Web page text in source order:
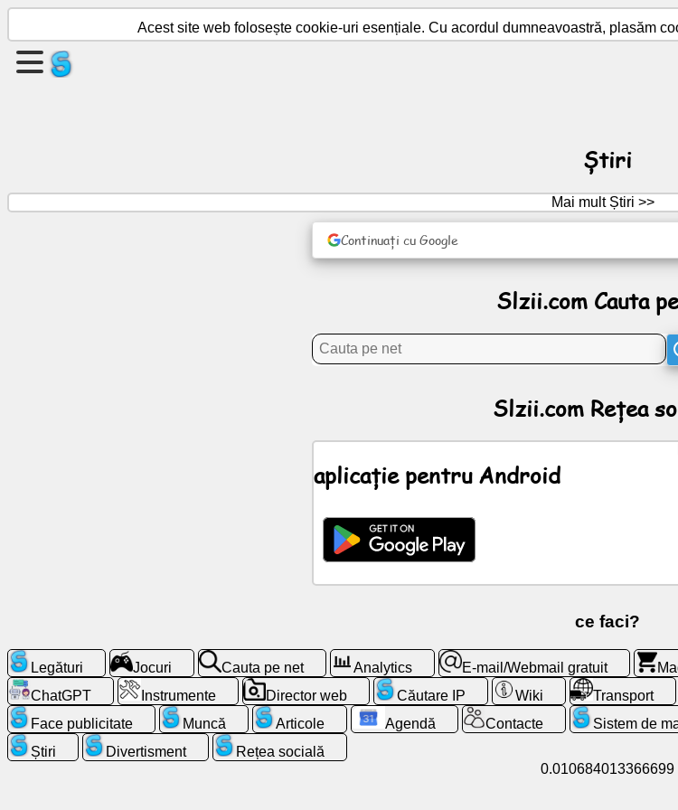
Creați
Contacte
Jocuri
Cauta
pe
Acest site web folosește cookie-uri esențiale. Cu acordul dumneavoastră, plasăm
Știri
Mai mult Știri >>
Continuați cu Google
Slzii.com Cauta
Slzii.com Rețea
aplicație pentru Android
ce faci?
Legături Jocuri Cauta pe net Analytics E-mail/Webmail gratuit
ChatGPT
Instrumente Director web Căutare IP Wiki Transport
Face publicitate
Muncă Articole Agendă Contacte Sistem de
Știri
Divertisment
Rețea socială
0.010684013366699